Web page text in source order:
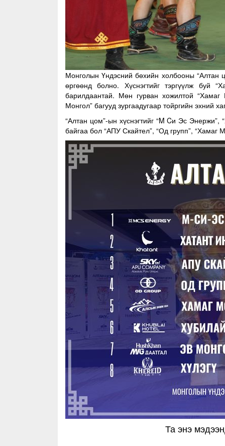
Монголын Үндэсний бөхийн холбооны “Алтан
өргөөнд болно. Хүснэгтийг тэргүүлж буй
барилдаантай. Мөн гурван хожилтой
Монгол” багууд зургаадугаар тойргийн эхний
“Алтан цом”-ын хүснэгтийг “M Cи Эс Энержи”,
байгаа бол “АПУ Скайтел”, “Од групп”, “Хамаг
Та энэ